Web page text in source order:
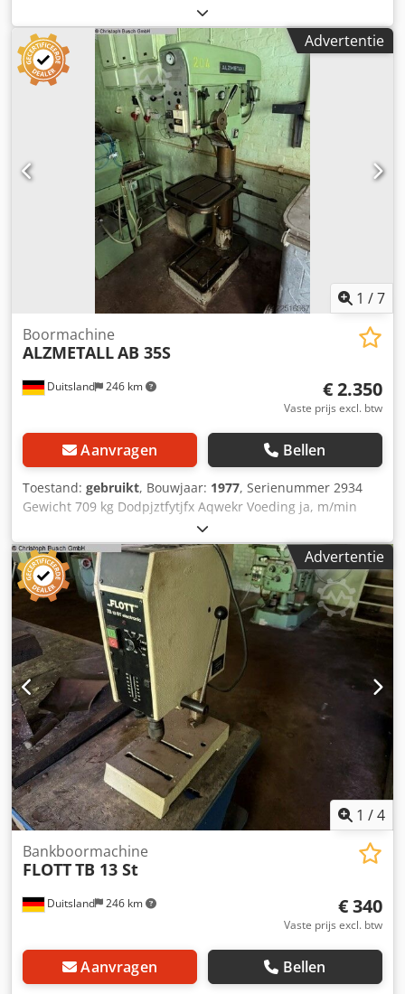
kg - Documentatie aanwezig: Ja - CE certificaat aanwezig:
Nee - Transportafmetingen: 1900mm x 1800mm x 2150mm
(l x b x h) - Transportgewicht [kg]: 2500kg Financiële
informatie Dkjdpfx Aqszrxfmjwor BTW: De getoonde prijs is
exclusief BTW BTW/marge: BTW verrekenbaar voor
ondernemers Levering en inruil altijd mogelijk van alles in
de industriële sectoren Lukas van Rossum
Advertentie
1 /7
Duitsland 246 km
Boormachine
ALZMETALLAB 35S
€ 2.350
Vaste prijs excl. btw
Aanvragen Bellen
Toestand: gebruikt, Bouwjaar: 1977, Serienummer 2934
Gewicht 709 kg Dodpjztfytjfx Aqwekr Voeding ja, m/min
Advertentie
1 /4
Duitsland 246 km
Bankboormachine
FLOTTTB 13 St
€ 340
Vaste prijs excl. btw
Aanvragen Bellen